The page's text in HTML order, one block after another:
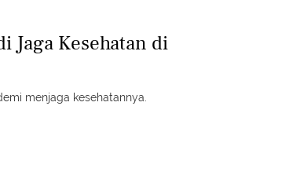
Jaga Kesehatan di
menjaga kesehatannya.